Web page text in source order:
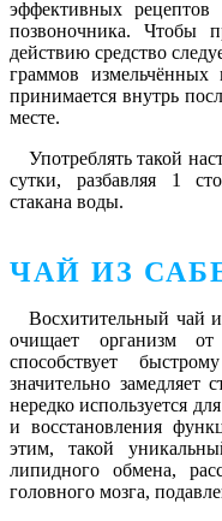
эффективных
позвоночника. Чтобы
действию средство
граммов измельчённых
принимается внутрь
месте.
Употреблять такой
сутки, разбавляя 1
стакана воды.
ЧАЙ ИЗ
Восхитительный чай
очищает организм
способствует
значительно замедляет
нередко используется
и восстановления
этим, такой
липидного обмена,
головного мозга,